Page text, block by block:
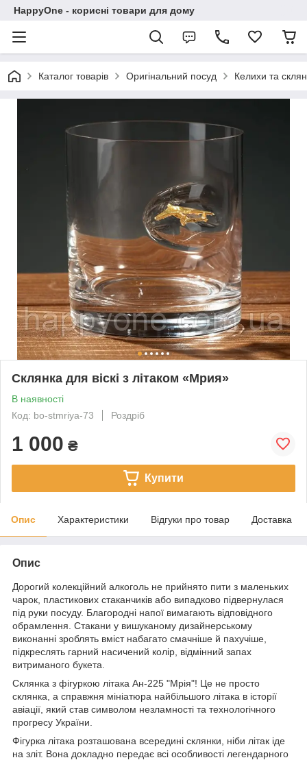
HappyOne - корисні товари для дому
Каталог товарів Оригінальний посуд Келихи та
Склянка для віскі з літаком «Мрия»
В наявності
Код: bo-stmriya-73
Роздріб
1 000 ₴
Купити
Опис Характеристики Відгуки про товар Доставка
Опис
Дорогий колекційний алкоголь не прийнято пити з маленьких
чарок, пластикових стаканчиків або випадково підвернулася
під руки посуду. Благородні напої вимагають відповідного
обрамлення. Стакани у вишуканому дизайнерському
виконанні зроблять вміст набагато смачніше й пахучіше,
підкреслять гарний насичений колір, відмінний запах
витриманого букета.
Склянка з фігуркою літака Ан-225 "Мрія"! Це не просто
склянка, а справжня мініатюра найбільшого літака в історії
авіації, який став символом незламності та технологічного
прогресу України.
Фігурка літака розташована всередині склянки, ніби літак іде
на зліт. Вона докладно передає всі особливості легендарного